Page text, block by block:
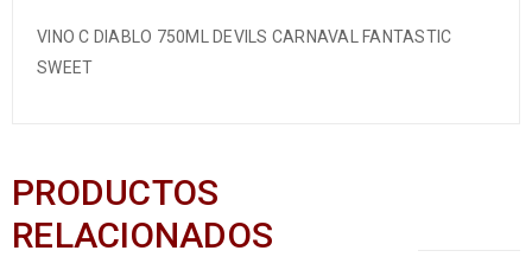
VINO C DIABLO 750ML DEVILS CARNAVAL FANTASTIC
SWEET
PRODUCTOS
RELACIONADOS